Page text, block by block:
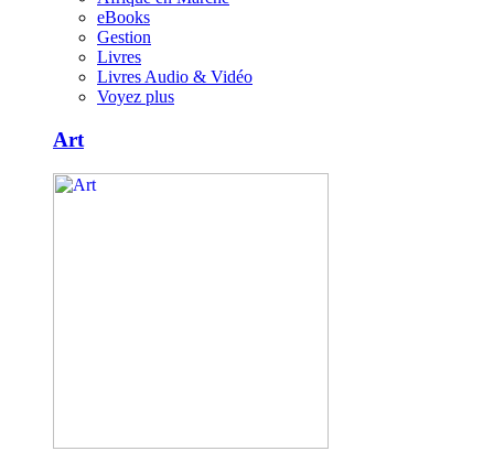
eBooks
Gestion
Livres
Livres Audio & Vidéo
Voyez plus
Art